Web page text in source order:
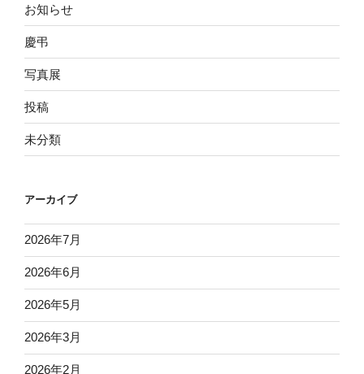
お知らせ
慶弔
写真展
投稿
未分類
アーカイブ
2026年7月
2026年6月
2026年5月
2026年3月
2026年2月